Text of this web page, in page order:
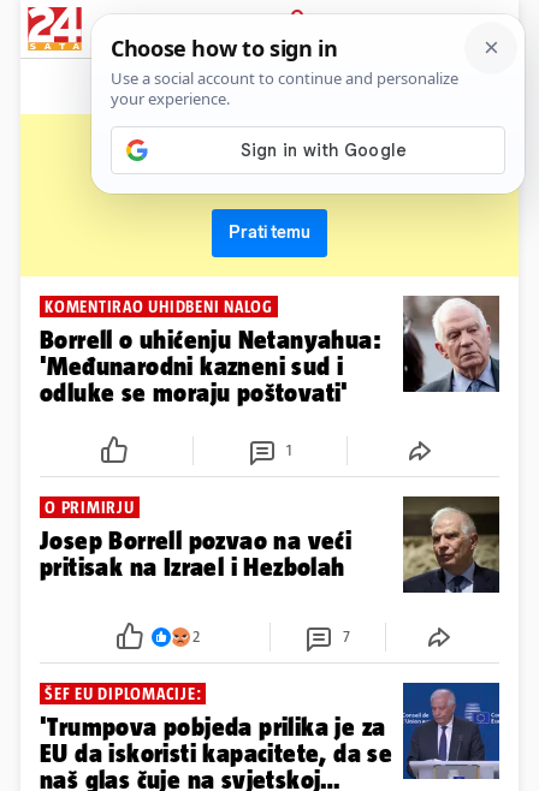
PRIJAVA
News
josep borrell
Prati temu
KOMENTIRAO UHIDBENI NALOG
Borrell o uhićenju Netanyahua:
'Međunarodni kazneni sud i
odluke se moraju poštovati'
1
O PRIMIRJU
Josep Borrell pozvao na veći
pritisak na Izrael i Hezbolah
2 7
ŠEF EU DIPLOMACIJE:
'Trumpova pobjeda prilika je za
EU da iskoristi kapacitete, da se
naš glas čuje na svjetskoj